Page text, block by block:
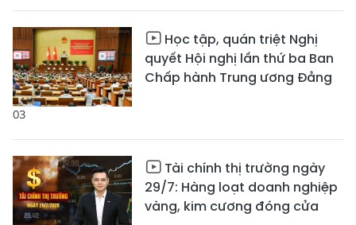
03
Học tập, quán triệt Nghị
quyết Hội nghị lần thứ ba Ban
Chấp hành Trung ương Đảng
Tài chính thị trường ngày
29/7: Hàng loạt doanh nghiệp
vàng, kim cương đóng cửa